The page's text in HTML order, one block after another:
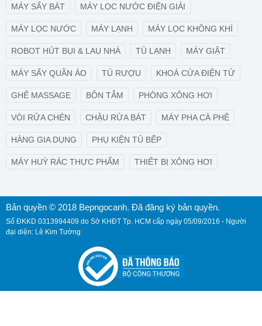
MÁY SẤY BÁT MÁY LỌC NƯỚC ĐIỆN GIẢI
MÁY LỌC NƯỚC MÁY LẠNH MÁY LỌC KHÔNG KHÍ
ROBOT HÚT BỤI & LAU NHÀ TỦ LẠNH MÁY GIẶT
MÁY SẤY QUẦN ÁO TỦ RƯỢU KHOÁ CỬA ĐIỆN TỬ
GHẾ MASSAGE BỒN TẮM PHÒNG XÔNG HƠI
VÒI RỬA CHÉN CHẬU RỬA BÁT MÁY PHA CÀ PHÊ
HÀNG GIA DỤNG PHỤ KIỆN TỦ BẾP
MÁY HUỲ RÁC THỰC PHẨM THIẾT BỊ XÔNG HƠI
Bản quyền © 2018 Bepngocanh. Đã đăng ký bản quyền.
Số ĐKKD 0313994409 do Sở KHĐT Tp. HCM cấp ngày 05/09/2016 - Người
đại diện: Lê Kim Tường